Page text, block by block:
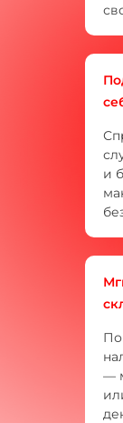
и
—